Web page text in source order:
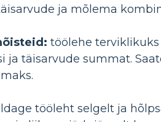
ja mõlema
töölehe
täisarvude summat.
tööleht selgelt ja